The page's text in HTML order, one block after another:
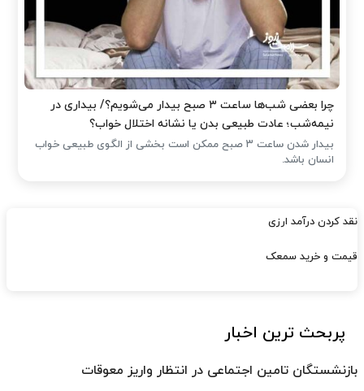
چرا بعضی شب‌ها ساعت ۳ صبح بیدار می‌شویم؟/ بیداری در
نیمه‌شب؛ عادت طبیعی بدن یا نشانه اختلال خواب؟
بیدار شدن ساعت ۳ صبح ممکن است بخشی از الگوی طبیعی خواب
انسان باشد.
نقد کردن درآمد ارزی
قیمت و خرید سمعک
پربحث ترین اخبار
بازنشستگان تامین اجتماعی در انتظار واریز معوقات